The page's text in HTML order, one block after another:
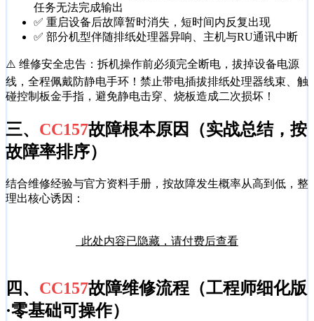
任务无法完成输出
✅ 重启设备后故障暂时消失，短时间内反复出现
✅ 部分机型伴随排纸处理器异响、主机与RU通讯中断
⚠️ 维修安全忠告：拆机操作前必须完全断电，拔掉设备电源
线，全程佩戴防静电手环！禁止带电插拔排纸处理器线束、触
碰控制板金手指，避免静电击穿、烧板造成二次损坏！
三、 CC157故障根本原因（实战总结，按
故障率排序）
结合维修经验与官方资料手册，按故障发生概率从高到低，整
理出核心诱因：
此处内容已隐藏，请付费后查看
四、 CC157故障维修流程（工程师细化版
·零基础可操作）